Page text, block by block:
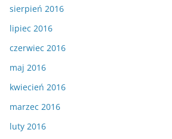
sierpień 2016
lipiec 2016
czerwiec 2016
maj 2016
kwiecień 2016
marzec 2016
luty 2016